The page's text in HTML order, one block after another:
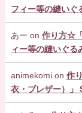
フィー等の縫いぐ
あー on 作り方☆
ィー等の縫いぐる
animekomi on 作
衣・ブレザー）」